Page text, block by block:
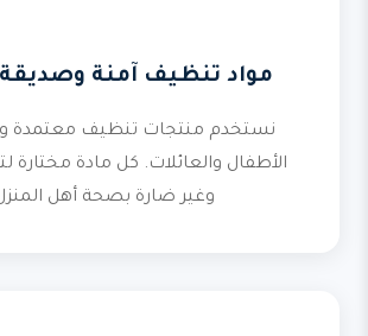
مواد تنظيف آمنة وصديقة
نستخدم منتجات تنظيف معتمدة
الأطفال والعائلات. كل مادة مختارة
وغير ضارة بصحة أهل